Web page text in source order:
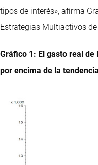
tipos de interés», afirma
Estrategias Multiactivos de
Gráfico 1: El gasto real
por encima de la